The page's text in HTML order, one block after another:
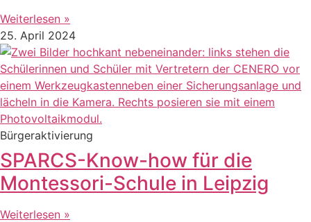
Weiterlesen »
25. April 2024
Bürgeraktivierung
SPARCS-Know-how für die
Montessori-Schule in Leipzig
Weiterlesen »